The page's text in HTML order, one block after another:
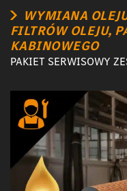
WYMIANA
FILTRÓW OLEJU,
KABINOWEGO
PAKIET SERWISOWY